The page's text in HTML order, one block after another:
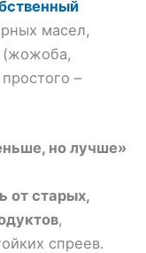
масел,
(жожоба,
–
но лучше»
от старых,
,
спреев.